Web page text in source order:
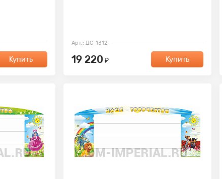
Купить
Арт.: ДС-1312
19 220 ₽ Купить